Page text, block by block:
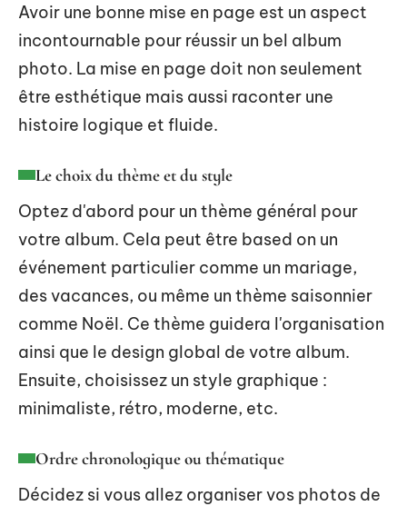
Avoir une bonne mise en page est un aspect
incontournable pour réussir un bel album
photo. La mise en page doit non seulement
être esthétique mais aussi raconter une
histoire logique et fluide.
Le choix du thème et du style
Optez d'abord pour un thème général pour
votre album. Cela peut être based on un
événement particulier comme un mariage,
des vacances, ou même un thème saisonnier
comme Noël. Ce thème guidera l'organisation
ainsi que le design global de votre album.
Ensuite, choisissez un style graphique :
minimaliste, rétro, moderne, etc.
Ordre chronologique ou thématique
Décidez si vous allez organiser vos photos de